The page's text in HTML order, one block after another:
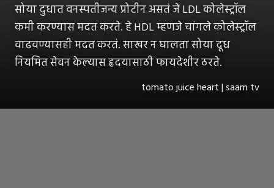
सोया दुधात वनस्पतीजन्य प्रोटीन असतं जे LDL कोलेस्ट्रॉल
कमी करण्यास मदत करते. हे HDL म्हणजे चांगले कोलेस्ट्रॉल
वाढवण्यासही मदत करतं. साखर न घालता सोया दूध
नियमित सेवन केल्यास हृदयासाठी फायदेशीर ठरते.
tomato juice heart | saam tv